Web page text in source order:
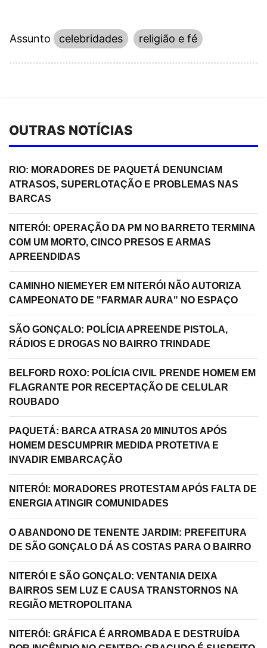
Assunto celebridades religião e fé
OUTRAS NOTÍCIAS
RIO: MORADORES DE PAQUETÁ DENUNCIAM
ATRASOS, SUPERLOTAÇÃO E PROBLEMAS NAS
BARCAS
NITERÓI: OPERAÇÃO DA PM NO BARRETO TERMINA
COM UM MORTO, CINCO PRESOS E ARMAS
APREENDIDAS
CAMINHO NIEMEYER EM NITERÓI NÃO AUTORIZA
CAMPEONATO DE "FARMAR AURA" NO ESPAÇO
SÃO GONÇALO: POLÍCIA APREENDE PISTOLA,
RÁDIOS E DROGAS NO BAIRRO TRINDADE
BELFORD ROXO: POLÍCIA CIVIL PRENDE HOMEM EM
FLAGRANTE POR RECEPTAÇÃO DE CELULAR
ROUBADO
PAQUETÁ: BARCA ATRASA 20 MINUTOS APÓS
HOMEM DESCUMPRIR MEDIDA PROTETIVA E
INVADIR EMBARCAÇÃO
NITERÓI: MORADORES PROTESTAM APÓS FALTA DE
ENERGIA ATINGIR COMUNIDADES
O ABANDONO DE TENENTE JARDIM: PREFEITURA
DE SÃO GONÇALO DÁ AS COSTAS PARA O BAIRRO
NITERÓI E SÃO GONÇALO: VENTANIA DEIXA
BAIRROS SEM LUZ E CAUSA TRANSTORNOS NA
REGIÃO METROPOLITANA
NITERÓI: GRÁFICA É ARROMBADA E DESTRUÍDA